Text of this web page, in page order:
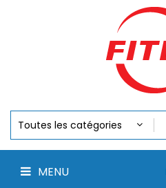
MENU
Chargeurs
Accus
Perceuse,
Visseuse
Batteries